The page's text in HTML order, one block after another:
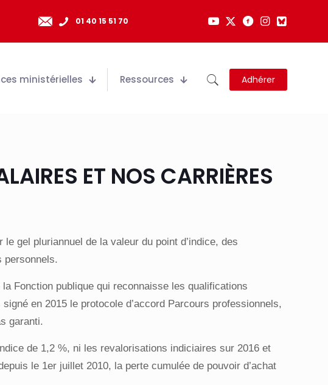
01 40 15 51 70
ministérielles Ressources Adhérer
ET NOS CARRIÈRES
gel pluriannuel de la valeur du point d’indice, des
personnels.
Fonction publique qui reconnaisse les qualifications
en 2015 le protocole d’accord Parcours professionnels,
garanti.
de 1,2 %, ni les revalorisations indiciaires sur 2016 et
le 1er juillet 2010, la perte cumulée de pouvoir d’achat